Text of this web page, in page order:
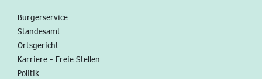
Bürgerservice
Standesamt
Ortsgericht
Karriere - Freie Stellen
Politik